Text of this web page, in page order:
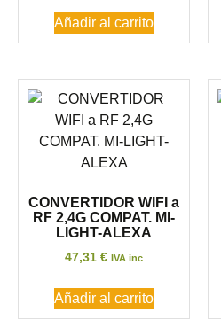
Añadir al carrito
CONVERTIDOR WIFI a
RF 2,4G COMPAT. MI-
LIGHT-ALEXA
47,31 € IVA inc
Añadir al carrito